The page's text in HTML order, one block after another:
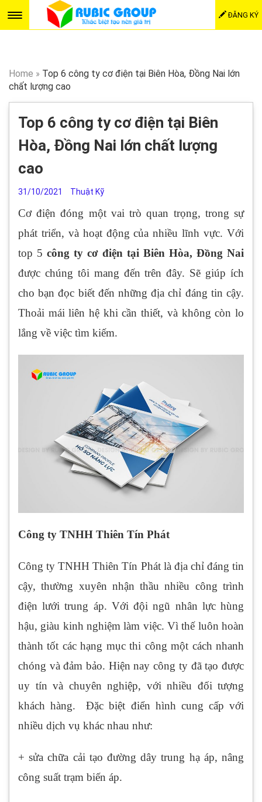
ĐĂNG KÝ
Home » Top 6 công ty cơ điện tại Biên Hòa, Đồng Nai lớn
chất lượng cao
Top 6 công ty cơ điện tại Biên
Hòa, Đồng Nai lớn chất lượng
cao
31/10/2021 Thuật Kỹ
Cơ điện đóng một vai trò quan trọng, trong sự
phát triển, và hoạt động của nhiều lĩnh vực. Với
top 5 công ty cơ điện tại Biên Hòa, Đồng Nai
được chúng tôi mang đến trên đây. Sẽ giúp ích
cho bạn đọc biết đến những địa chỉ đáng tin cậy.
Thoải mái liên hệ khi cần thiết, và không còn lo
lắng về việc tìm kiếm.
Công ty TNHH Thiên Tín Phát
Công ty TNHH Thiên Tín Phát là địa chỉ đáng tin
cậy, thường xuyên nhận thầu nhiều công trình
điện lưới trung áp. Với đội ngũ nhân lực hùng
hậu, giàu kinh nghiệm làm việc. Vì thế luôn hoàn
thành tốt các hạng mục thi công một cách nhanh
chóng và đảm bảo. Hiện nay công ty đã tạo được
uy tín và chuyên nghiệp, với nhiều đối tượng
khách hàng. Đặc biệt điển hình cung cấp với
nhiều dịch vụ khác nhau như:
+ sửa chữa cải tạo đường dây trung hạ áp, nâng
công suất trạm biến áp.